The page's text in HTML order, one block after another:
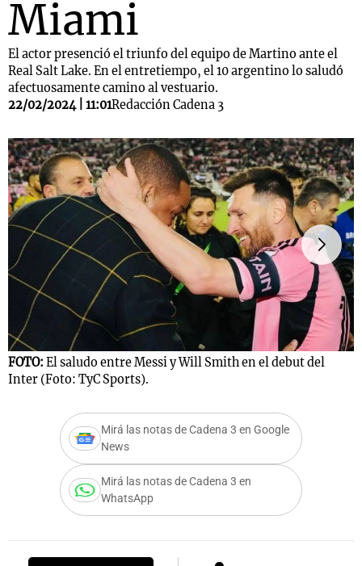
Miami
El actor presenció el triunfo del equipo de Martino ante el
Real Salt Lake. En el entretiempo, el 10 argentino lo saludó
afectuosamente camino al vestuario.
22/02/2024 | 11:01Redacción Cadena 3
FOTO: El saludo entre Messi y Will Smith en el debut del
Inter (Foto: TyC Sports).
Mirá las notas de Cadena 3 en Google
News
Mirá las notas de Cadena 3 en
WhatsApp
Notas
Mundial 2026
Notas
La Sole en
Cadena 3